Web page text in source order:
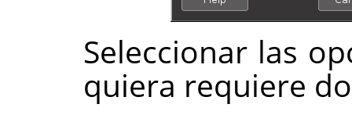
Seleccionar las
quiera requiere